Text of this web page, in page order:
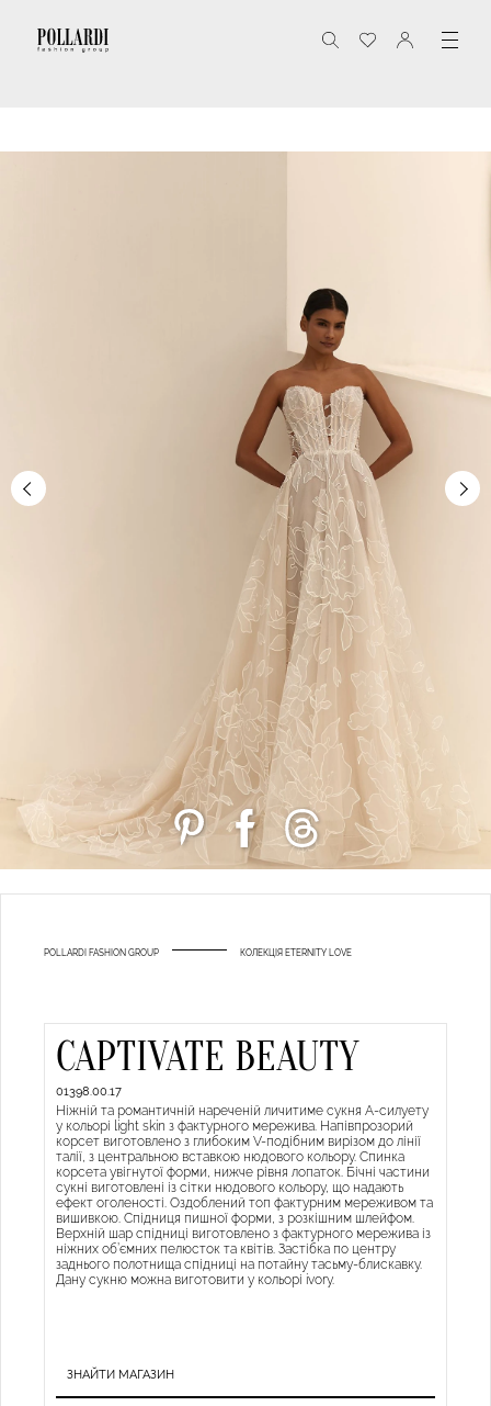
POLLARDI FASHION GROUP КОЛЕКЦІЯ ETERNITY LOVE
CAPTIVATE BEAUTY
01398.00.17
Ніжній та романтичній нареченій личитиме сукня А-силуету
у кольорі light skin з фактурного мережива. Напівпрозорий
корсет виготовлено з глибоким V-подібним вирізом до лінії
талії, з центральною вставкою нюдового кольору. Спинка
корсета увігнутої форми, нижче рівня лопаток. Бічні частини
сукні виготовлені із сітки нюдового кольору, що надають
ефект оголеності. Оздоблений топ фактурним мереживом та
вишивкою. Спідниця пишної форми, з розкішним шлейфом.
Верхній шар спідниці виготовлено з фактурного мережива із
ніжних об’ємних пелюсток та квітів. Застібка по центру
заднього полотнища спідниці на потайну тасьму-блискавку.
Дану сукню можна виготовити у кольорі ivory.
ЗНАЙТИ МАГАЗИН